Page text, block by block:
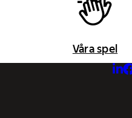
Våra spel